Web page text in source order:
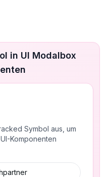
in UI Modalbox
Symbol aus, um
Komponenten